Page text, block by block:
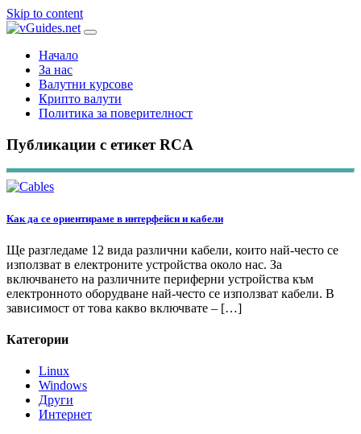
Skip to content
Начало
За нас
Валутни курсове
Крипто валути
Политика за поверителност
Публикации с етикет RCA
Как да се ориентираме в интерфейси и кабели
Ще разгледаме 12 вида различни кабели, които най-често се
използват в електроните устройства около нас. За
включването на различните периферни устройства към
електронното оборудване най-често се използват кабели. В
зависимост от това какво включвате – […]
Категории
Linux
Windows
Други
Интернет